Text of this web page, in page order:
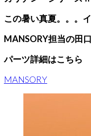
この暑い真夏。。。
MANSORY担当の田口
パーツ詳細はこちら
MANSORY